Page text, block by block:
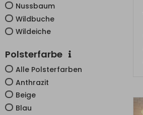
Nussbaum
Wildbuche
Wildeiche
Polsterfarbe
Alle Polsterfarben
Anthrazit
Beige
Blau